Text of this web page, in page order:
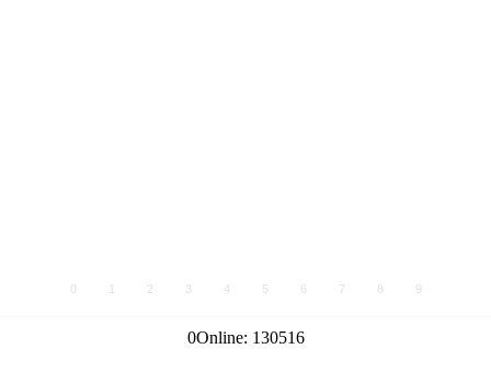
0 1 2 3 4 5 6 7 8 9
0Online: 130516